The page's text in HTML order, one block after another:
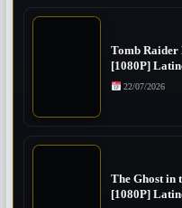
Tomb Raider
[1080P]
22/07/2026
The Ghost in
[1080P]